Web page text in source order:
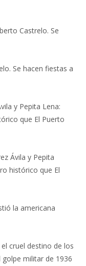
Castrelo. Se
Se hacen fiestas a
y Pepita Lena:
que El Puerto
Ávila y Pepita
histórico que El
la americana
cruel destino de los
militar de 1936